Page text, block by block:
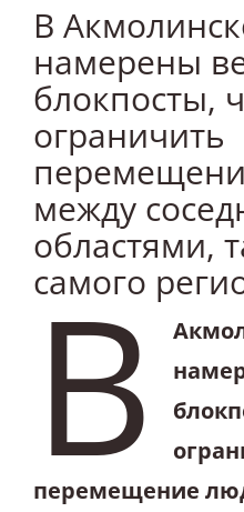
В
намерены
блокпосты,
ограничить
между
областями,
самого
В
перемещение